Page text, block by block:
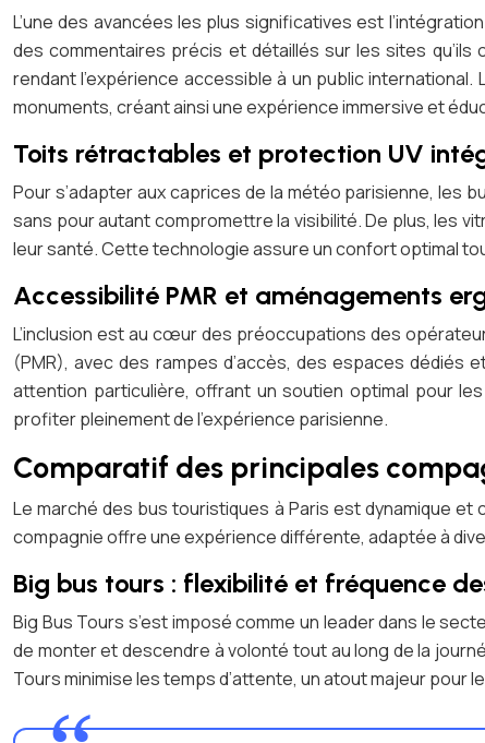
L’une des avancées les plus significatives est
des commentaires précis et détaillés sur les sites qu’ils
rendant l’expérience accessible à un public
monuments, créant ainsi une expérience immersive et
Toits rétractables et protection UV
Pour s’adapter aux caprices de la météo parisienne,
sans pour autant compromettre la visibilité. De plus, les
leur santé. Cette technologie assure un confort optimal
Accessibilité PMR et aménagements
L’inclusion est au cœur des préoccupations des
(PMR), avec des rampes d’accès, des espaces dédiés
attention particulière, offrant un soutien optimal pour
profiter pleinement de l’expérience parisienne.
Comparatif des principales
Le marché des bus touristiques à Paris est dynamique
compagnie offre une expérience différente, adaptée à
Big bus tours : flexibilité et fréquence
Big Bus Tours s’est imposé comme un leader dans le
de monter et descendre à volonté tout au long de la
Tours minimise les temps d’attente, un atout majeur